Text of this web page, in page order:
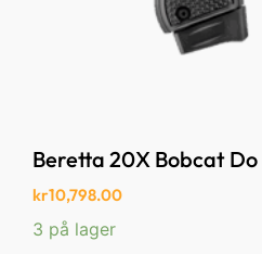
Beretta 20X Bobcat Do
kr10,798.00
3 på lager